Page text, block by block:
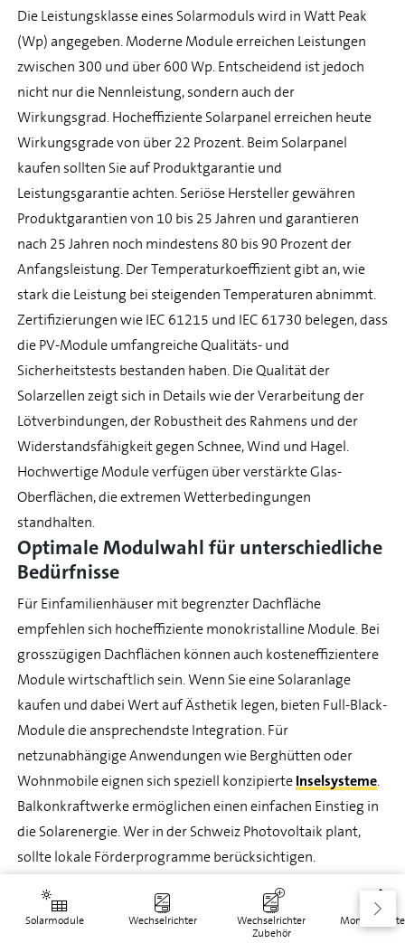
Solarmodule Wechselrichter
Wechselrichter
Zubehör
Die Leistungsklasse eines Solarmoduls wird in Watt Peak
(Wp) angegeben. Moderne Module erreichen Leistungen
zwischen 300 und über 600 Wp. Entscheidend ist jedoch
nicht nur die Nennleistung, sondern auch der
Wirkungsgrad. Hocheffiziente Solarpanel erreichen heute
Wirkungsgrade von über 22 Prozent. Beim Solarpanel
kaufen sollten Sie auf Produktgarantie und
Leistungsgarantie achten. Seriöse Hersteller gewähren
Produktgarantien von 10 bis 25 Jahren und garantieren
nach 25 Jahren noch mindestens 80 bis 90 Prozent der
Anfangsleistung. Der Temperaturkoeffizient gibt an, wie
stark die Leistung bei steigenden Temperaturen abnimmt.
Zertifizierungen wie IEC 61215 und IEC 61730 belegen, dass
die PV-Module umfangreiche Qualitäts- und
Sicherheitstests bestanden haben. Die Qualität der
Solarzellen zeigt sich in Details wie der Verarbeitung der
Lötverbindungen, der Robustheit des Rahmens und der
Widerstandsfähigkeit gegen Schnee, Wind und Hagel.
Hochwertige Module verfügen über verstärkte Glas-
Oberflächen, die extremen Wetterbedingungen
standhalten.
Optimale Modulwahl für unterschiedliche
Bedürfnisse
Für Einfamilienhäuser mit begrenzter Dachfläche
empfehlen sich hocheffiziente monokristalline Module. Bei
grosszügigen Dachflächen können auch kosteneffizientere
Module wirtschaftlich sein. Wenn Sie eine Solaranlage
kaufen und dabei Wert auf Ästhetik legen, bieten Full-Black-
Module die ansprechendste Integration. Für
netzunabhängige Anwendungen wie Berghütten oder
Wohnmobile eignen sich speziell konzipierteInselsysteme.
Balkonkraftwerke ermöglichen einen einfachen Einstieg in
die Solarenergie. Wer in der Schweiz Photovoltaik plant,
sollte lokale Förderprogramme berücksichtigen.
finanziell. Professionelle Beratung hilft bei der optimalen
Wechselrichter